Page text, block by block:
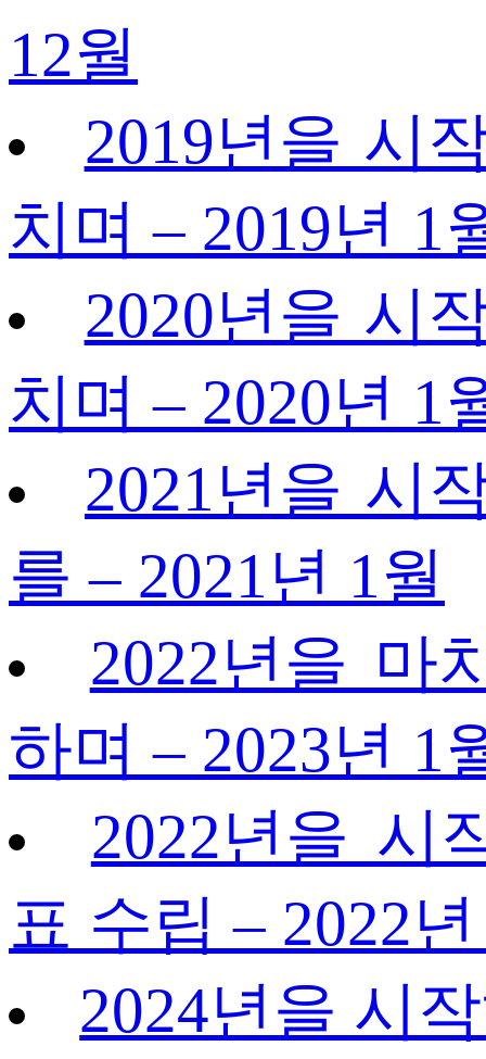
12월
2019년을 시
치며 – 2019년 1
2020년을 시
치며 – 2020년 1
2021년을 시
를 – 2021년 1월
2022년을 마
하며 – 2023년 1
2022년을 시
표 수립 – 2022
2024년을 시